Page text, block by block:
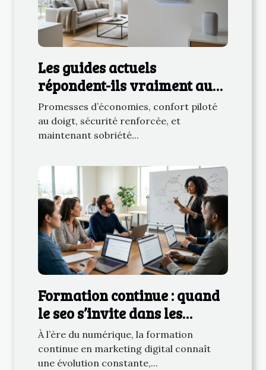
Les guides actuels
répondent-ils vraiment aux
enjeux du smart home
électrique ?
Promesses d’économies, confort piloté
au doigt, sécurité renforcée, et
maintenant sobriété...
Formation continue : quand
le seo s’invite dans les
cursus marketing digital
À l’ère du numérique, la formation
continue en marketing digital connaît
une évolution constante,...